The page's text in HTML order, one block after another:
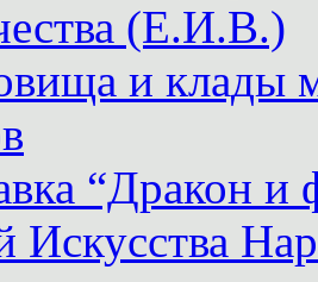
(Е.И.В.)
и клады
“Дракон и
Искусства